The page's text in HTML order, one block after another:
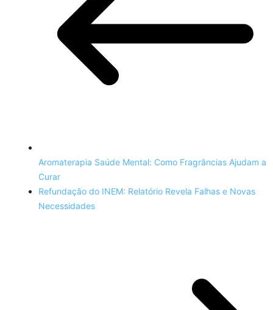
Aromaterapia Saúde Mental: Como Fragrâncias Ajudam a
Curar
Refundação do INEM: Relatório Revela Falhas e Novas
Necessidades